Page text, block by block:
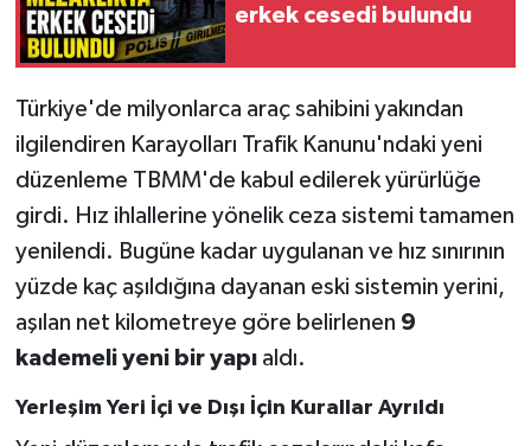
erkek cesedi bulundu
Türkiye'de milyonlarca araç sahibini yakından
ilgilendiren Karayolları Trafik Kanunu'ndaki yeni
düzenleme TBMM'de kabul edilerek yürürlüğe
girdi. Hız ihlallerine yönelik ceza sistemi tamamen
yenilendi. Bugüne kadar uygulanan ve hız sınırının
yüzde kaç aşıldığına dayanan eski sistemin yerini,
aşılan net kilometreye göre belirlenen 9
kademeli yeni bir yapıaldı.
Yerleşim Yeri İçi ve Dışı İçin Kurallar Ayrıldı